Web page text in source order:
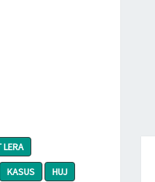
LERA
KASUS
HUJ